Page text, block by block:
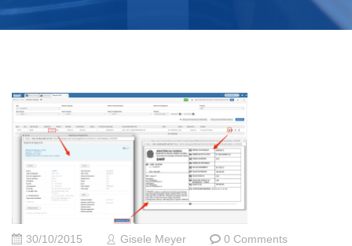
30/10/2015 Gisele Meyer 0 Comments